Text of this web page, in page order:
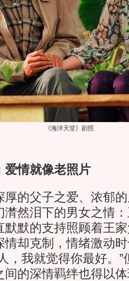
《海洋天堂》剧照
情就像老照片
父子之爱、浓郁的
潸然泪下的男女之情
默默的支持照顾着王
情却克制，情绪激动
，我就觉得你最好。
间的深情羁绊也得以